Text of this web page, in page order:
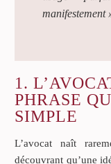
manifestement
1.
PHRASE
SIMPLE
L’avocat naît
découvrant qu’une